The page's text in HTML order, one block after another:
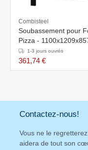
Combisteel
Soubassement pour
Pizza -
1-3 jours ouvrés
361,74 €
Contactez-nous!
Vous ne le
aidera de tout son